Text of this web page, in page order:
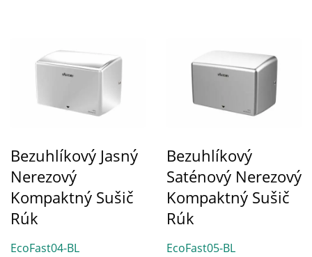
Bezuhlíkový Jasný
Nerezový
Kompaktný Sušič
Rúk
EcoFast04-BL
Bezuhlíkový
Saténový Nerezový
Kompaktný Sušič
Rúk
EcoFast05-BL